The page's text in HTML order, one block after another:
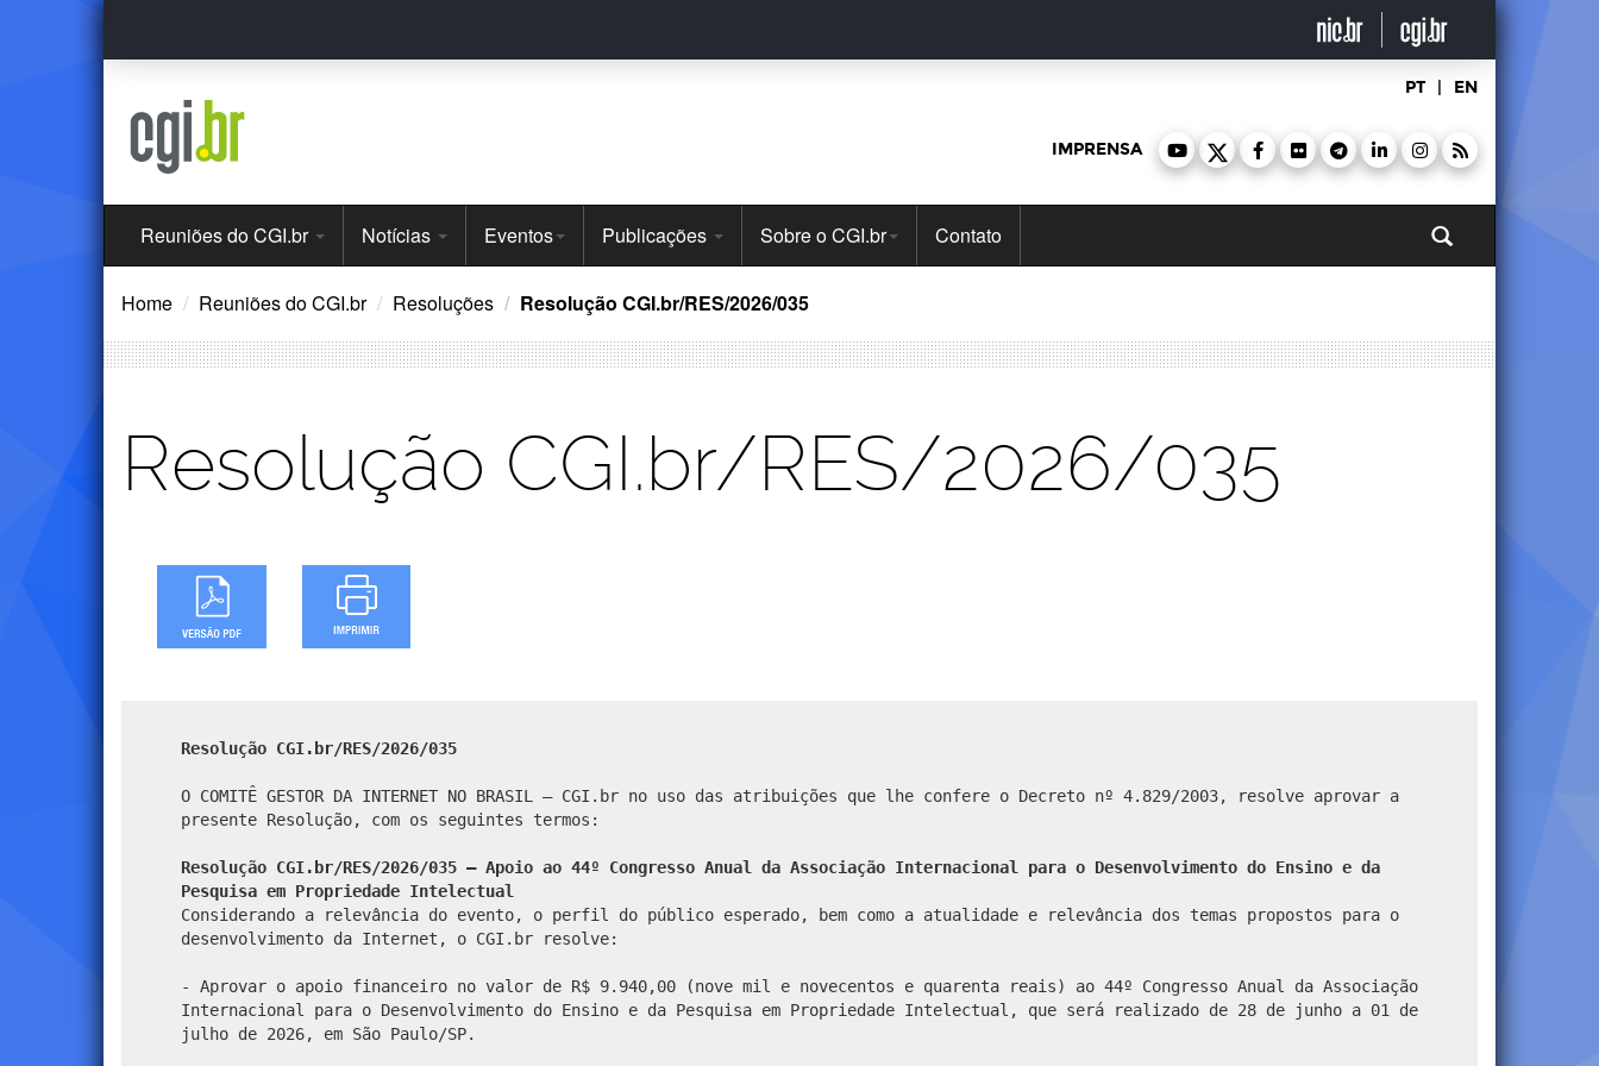
Ir
o
PT | EN
IMPRENSA
Menu
Principal
Reuniões do CGI.br Notícias Eventos Publicações Sobre o CGI.br Contato
Home Reuniões do CGI.br Resoluções Resolução CGI.br/RES/2026/035
Resolução CGI.br/RES/2026/035
Resolução CGI.br/RES/2026/035
O COMITÊ GESTOR DA INTERNET NO BRASIL – CGI.br no uso das atribuições que lhe confere o Decreto nº 4.829/2003, resolve aprovar a
presente Resolução, com os seguintes termos:
Resolução CGI.br/RES/2026/035 – Apoio ao 44º Congresso Anual da Associação Internacional para o Desenvolvimento do Ensino e da
Pesquisa em Propriedade Intelectual
Considerando a relevância do evento, o perfil do público esperado, bem como a atualidade e relevância dos temas propostos para o
desenvolvimento da Internet, o CGI.br resolve:
- Aprovar o apoio financeiro no valor de R$ 9.940,00 (nove mil e novecentos e quarenta reais) ao 44º Congresso Anual da Associação
Internacional para o Desenvolvimento do Ensino e da Pesquisa em Propriedade Intelectual, que será realizado de 28 de junho a 01 de
julho de 2026, em São Paulo/SP.